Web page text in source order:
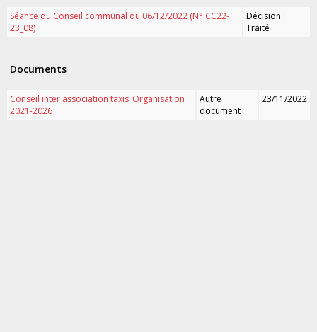
Séance du Conseil communal du 06/12/2022 (N° CC22-
23_08)
Décision :
Traité
Documents
Conseil inter association taxis_Organisation
2021-2026
Autre
document
23/11/2022